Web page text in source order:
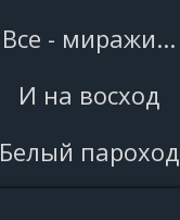
Все - миражи...
И на восход
Белый пароход